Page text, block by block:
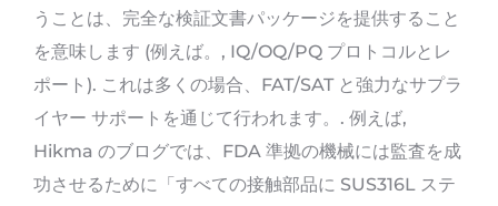
うことは、完全な検証文書パッケージを提供すること
を意味します (例えば。, IQ/OQ/PQ プロトコルとレ
ポート). これは多くの場合、FAT/SAT と強力なサプラ
イヤー サポートを通じて行われます。. 例えば,
Hikma のブログでは、FDA 準拠の機械には監査を成
功させるために「すべての接触部品に SUS316L ステ